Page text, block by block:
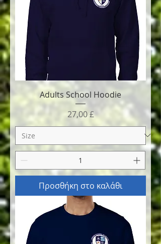
Adults School Hoodie
Τιμή
27,00 £
Προσθήκη στο καλάθι